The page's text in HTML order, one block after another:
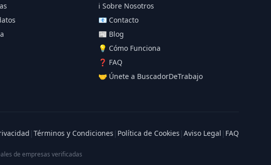
ℹ️ Sobre Nosotros
📧 Contacto
📰 Blog
💡 Cómo Funciona
❓ FAQ
🤝 Únete a BuscadorDeTrabajo
| Términos y Condiciones | Política de Cookies | Aviso Legal | FAQ
de empresas verificadas